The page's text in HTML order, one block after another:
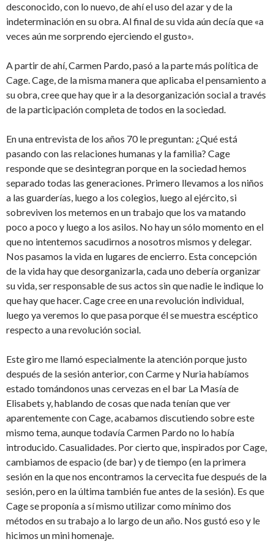
desconocido, con lo nuevo, de ahí el uso del azar y de la
indeterminación en su obra. Al final de su vida aún decía que «a
veces aún me sorprendo ejerciendo el gusto».
A partir de ahí, Carmen Pardo, pasó a la parte más política de
Cage. Cage, de la misma manera que aplicaba el pensamiento a
su obra, cree que hay que ir a la desorganización social a través
de la participación completa de todos en la sociedad.
En una entrevista de los años 70 le preguntan: ¿Qué está
pasando con las relaciones humanas y la familia? Cage
responde que se desintegran porque en la sociedad hemos
separado todas las generaciones. Primero llevamos a los niños
a las guarderías, luego a los colegios, luego al ejército, si
sobreviven los metemos en un trabajo que los va matando
poco a poco y luego a los asilos. No hay un sólo momento en el
que no intentemos sacudirnos a nosotros mismos y delegar.
Nos pasamos la vida en lugares de encierro. Esta concepción
de la vida hay que desorganizarla, cada uno debería organizar
su vida, ser responsable de sus actos sin que nadie le indique lo
que hay que hacer. Cage cree en una revolución individual,
luego ya veremos lo que pasa porque él se muestra escéptico
respecto a una revolución social.
Este giro me llamó especialmente la atención porque justo
después de la sesión anterior, con Carme y Nuria habíamos
estado tomándonos unas cervezas en el bar La Masía de
Elisabets y, hablando de cosas que nada tenían que ver
aparentemente con Cage, acabamos discutiendo sobre este
mismo tema, aunque todavía Carmen Pardo no lo había
introducido. Casualidades. Por cierto que, inspirados por Cage,
cambiamos de espacio (de bar) y de tiempo (en la primera
sesión en la que nos encontramos la cervecita fue después de la
sesión, pero en la última también fue antes de la sesión). Es que
Cage se proponía a sí mismo utilizar como mínimo dos
métodos en su trabajo a lo largo de un año. Nos gustó eso y le
hicimos un mini homenaje.